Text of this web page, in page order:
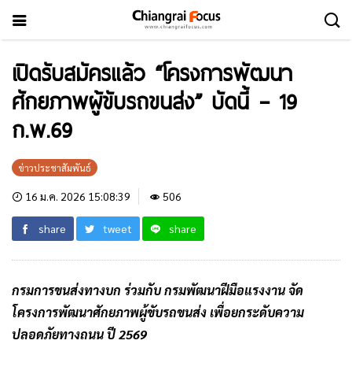
เปิดรับสมัครแล้ว “โครงการพัฒนา
ศักยภาพผู้ขับรถขนส่ง” บัดนี้ – 19
ก.พ.69
ข่าวประชาสัมพันธ์
16 ม.ค. 2026 15:08:39 506
share tweet share
กรมการขนส่งทางบก ร่วมกับ กรมพัฒนาฝีมือแรงงาน จัด
โครงการพัฒนาศักยภาพผู้ขับรถขนส่ง เพื่อยกระดับความ
ปลอดภัยทางถนน ปี 2569